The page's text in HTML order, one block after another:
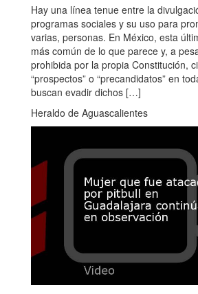
Hay una línea tenue entre la
programas sociales y su uso para
varias, personas. En México, esta
más común de lo que parece y, a
prohibida por la propia Constitución,
“prospectos” o “precandidatos” en
buscan evadir dichos […]
Heraldo de Aguascalientes